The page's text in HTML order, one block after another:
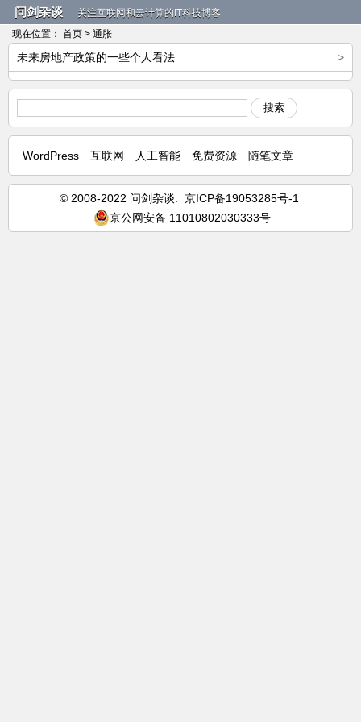
问剑杂谈
关注互联网和云计算的IT科技博客
现在位置： 首页 > 通胀
>
未来房地产政策的一些个人看法
搜索
WordPress 互联网 人工智能 免费资源 随笔文章
© 2008-2022 问剑杂谈. 京ICP备19053285号-1
京公网安备 11010802030333号